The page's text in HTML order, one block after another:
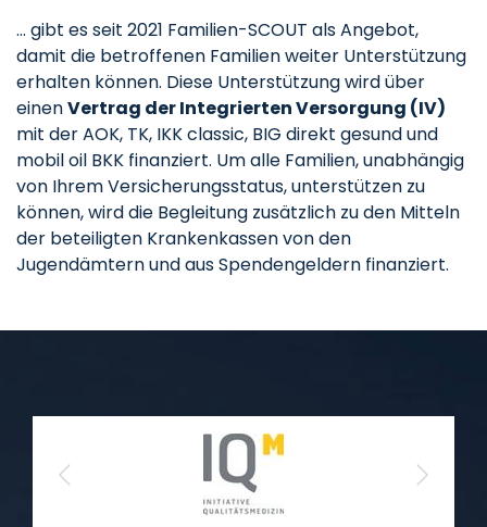
... gibt es seit 2021 Familien-SCOUT als Angebot,
damit die betroffenen Familien weiter Unterstützung
erhalten können. Diese Unterstützung wird über
einenVertrag der Integrierten Versorgung (IV)
mit der AOK, TK, IKK classic, BIG direkt gesund und
mobil oil BKK finanziert. Um alle Familien, unabhängig
von Ihrem Versicherungsstatus, unterstützen zu
können, wird die Begleitung zusätzlich zu den Mitteln
der beteiligten Krankenkassen von den
Jugendämtern und aus Spendengeldern finanziert.
Previous Next